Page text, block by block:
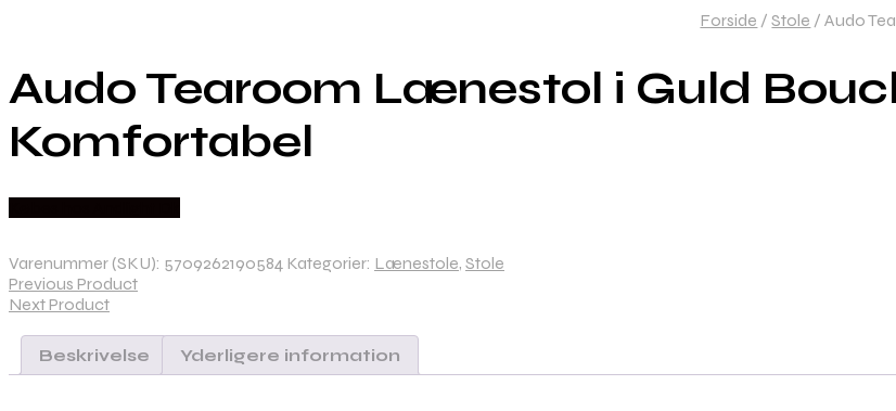
Forside / Stole / Audo
Audo Tearoom Lænestol i Guld
Komfortabel
Varenummer (SKU): 5709262190584 Kategorier: Lænestole, Stole
Previous Product
Next Product
Beskrivelse Yderligere information